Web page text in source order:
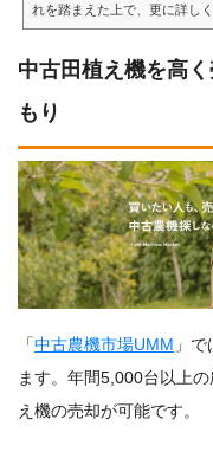
れを踏まえた上で、更に詳し
中古田植え機を高
もり
「中古農機市場UMM 」
ます。年間5,000台以上
え機の売却が可能です。